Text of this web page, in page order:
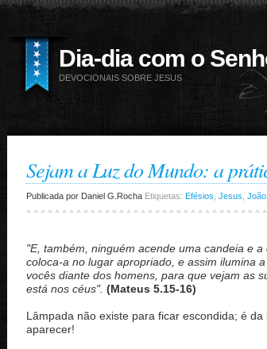
Dia-dia com o
DEVOCIONAIS SOBRE JESUS
Sejam a Luz do Mundo: a
Publicada por Daniel G.Rocha Etiquetas: Efésios Jesus João
"E, também, ninguém acende uma candeia e
coloca-a no lugar apropriado, e assim ilumina
vocês diante dos homens, para que vejam as
está nos céus". (Mateus 5.15-16)
Lâmpada não existe para ficar escondida; é
aparecer!